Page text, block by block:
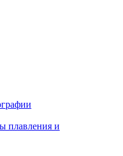
плавления и